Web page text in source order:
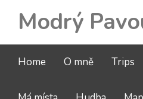
Modrý
Home O mně Trips